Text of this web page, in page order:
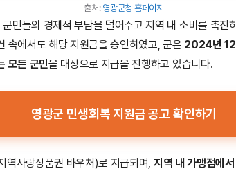
출처: 영광군청 홈페이지
군민들의 경제적 부담을 덜어주고 지역 내 소비를 촉진
속에서도 해당 지원금을 승인하였고, 군은 2024년
모든 군민을 대상으로 지급을 진행하고 있습니다.
영광군 민생회복 지원금 공고 확인하기
역사랑상품권 바우처)로 지급되며, 지역 내 가맹점에